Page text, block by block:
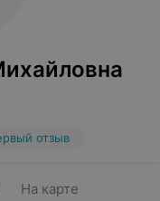
отзыв
На карте